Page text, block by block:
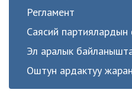
Регламент
Саясий
Эл аралык
Оштун ардактуу